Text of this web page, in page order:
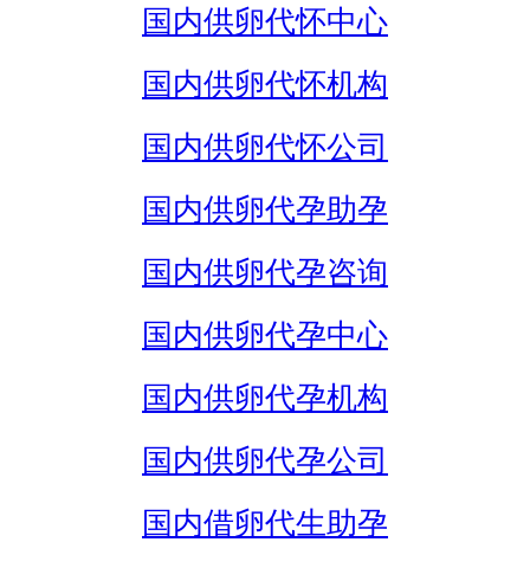
国内供卵代怀中心
国内供卵代怀机构
国内供卵代怀公司
国内供卵代孕助孕
国内供卵代孕咨询
国内供卵代孕中心
国内供卵代孕机构
国内供卵代孕公司
国内借卵代生助孕